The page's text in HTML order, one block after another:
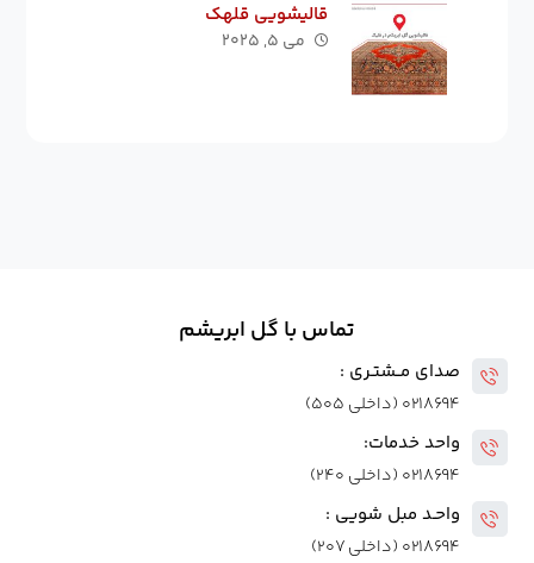
قالیشویی قلهک
می ۵, ۲۰۲۵
تماس با گل ابریشم
صدای مــشتـری :
۰۲۱۸۶۹۴ (داخلی ۵۰۵)
واحد خدمات:
۰۲۱۸۶۹۴ (داخلی ۲۴۰)
واحـد مبل شویی :
۰۲۱۸۶۹۴ (داخلی ۲۰۷)